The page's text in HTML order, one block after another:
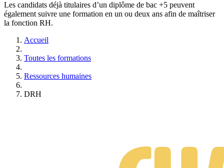
Les candidats déjà titulaires d’un diplôme de bac +5 peuvent
également suivre une formation en un ou deux ans afin de maîtriser
la fonction RH.
Accueil
Toutes les formations
Ressources humaines
DRH